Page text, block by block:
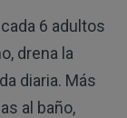
6 adultos
drena la
diaria. Más
al baño,